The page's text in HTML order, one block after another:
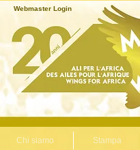
Webmaster Login
Chi siamo Stampa